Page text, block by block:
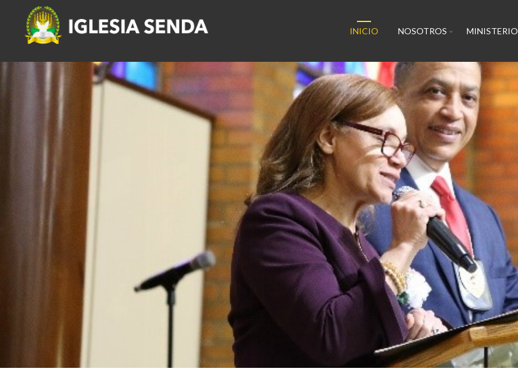
INICIO NOSOTROS MINISTERIO